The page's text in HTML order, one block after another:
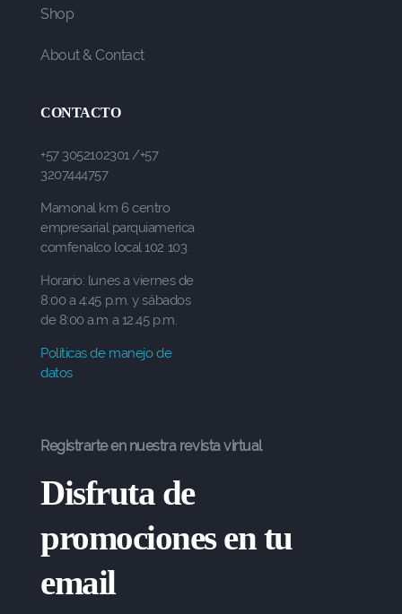
Shop
About & Contact
CONTACTO
+57 3052102301 /+57
3207444757
Mamonal km 6 centro
empresarial parquiamerica
comfenalco local 102 103
Horario: lunes a viernes de
8:00 a 4:45 p.m. y sábados
de 8:00 a.m a 12.45 p.m.
Políticas de manejo de
datos
Registrarte en nuestra revista virtual
Disfruta de
promociones en tu
email